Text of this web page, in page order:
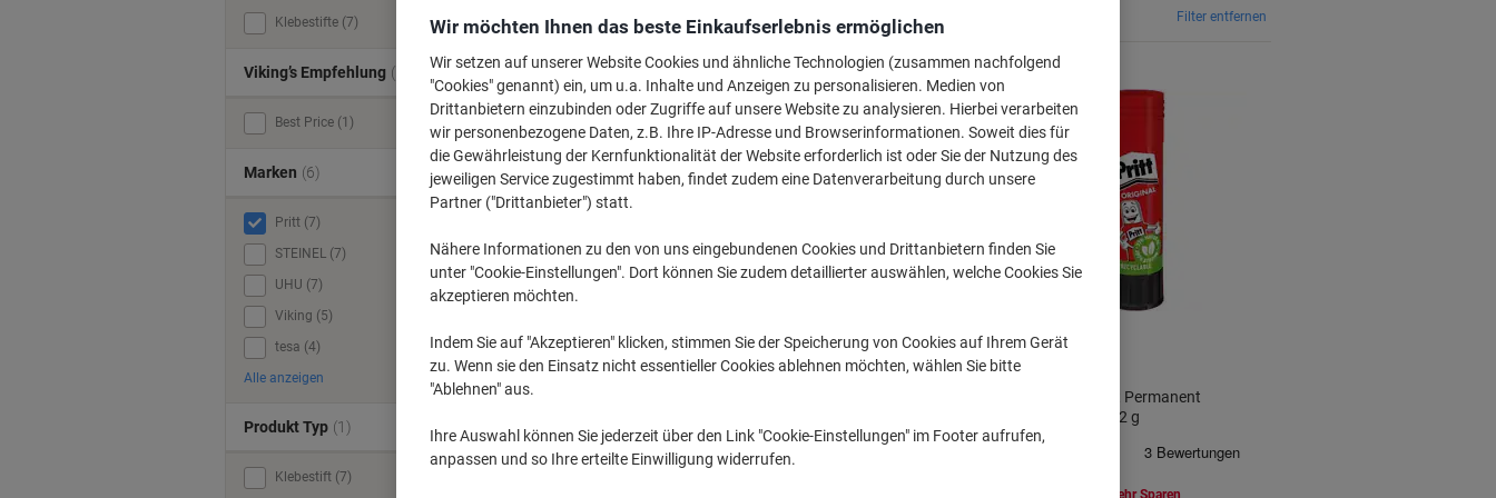
Angewendete Filter Filter entfernen
Pritt Klebestift Permanent
Pritt Klebestift Permanent
Transparent 22 g
Mehr Sparen
Klebestifte (7)
Viking’s Empfehlung (1)
Best Price (1)
Marken (6)
Pritt (7)
STEINEL (7)
UHU (7)
Viking (5)
tesa (4)
Alle anzeigen
Produkt Typ (1)
Klebestift (7)
Wir möchten Ihnen das beste Einkaufserlebnis ermöglichen
Wir setzen auf unserer Website Cookies und ähnliche Technologien (zusammen nachfolgend
"Cookies" genannt) ein, um u.a. Inhalte und Anzeigen zu personalisieren. Medien von
Drittanbietern einzubinden oder Zugriffe auf unsere Website zu analysieren. Hierbei verarbeiten
wir personenbezogene Daten, z.B. Ihre IP-Adresse und Browserinformationen. Soweit dies für
die Gewährleistung der Kernfunktionalität der Website erforderlich ist oder Sie der Nutzung des
jeweiligen Service zugestimmt haben, findet zudem eine Datenverarbeitung durch unsere
Partner ("Drittanbieter") statt.
Nähere Informationen zu den von uns eingebundenen Cookies und Drittanbietern finden Sie
unter "Cookie-Einstellungen". Dort können Sie zudem detaillierter auswählen, welche Cookies Sie
akzeptieren möchten.
Indem Sie auf "Akzeptieren" klicken, stimmen Sie der Speicherung von Cookies auf Ihrem Gerät
zu. Wenn sie den Einsatz nicht essentieller Cookies ablehnen möchten, wählen Sie bitte
"Ablehnen" aus.
Ihre Auswahl können Sie jederzeit über den Link "Cookie-Einstellungen" im Footer aufrufen,
anpassen und so Ihre erteilte Einwilligung widerrufen.